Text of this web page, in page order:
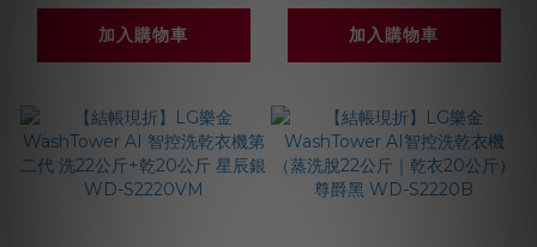
S1916B
加入購物車 加入購物車